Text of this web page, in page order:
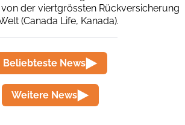
der viertgrössten Rückversicherung
(Canada Life, Kanada).
Beliebteste News
Weitere News